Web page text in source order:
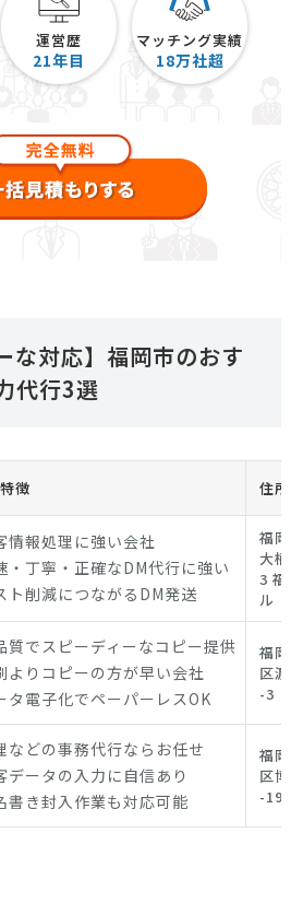
運営歴
21年目
マッチング実績
18万社超
な対応】福岡市のおす
代行3選
徴 住所
情報処理に強い会社
・丁寧・正確なDM代行に強い
ト削減につながるDM発送
福岡
大楠
3 福
ル
質でスピーディーなコピー提供
よりコピーの方が早い会社
タ電子化でペーパーレスOK
福岡
区渡
-3
などの事務代行ならお任せ
データの入力に自信あり
書き封入作業も対応可能
福岡
区博
-19-